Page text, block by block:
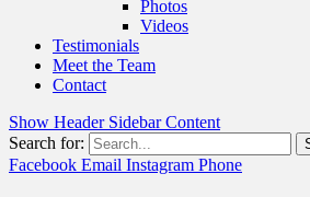
Photos
Videos
Testimonials
Meet the Team
Contact
Show Header Sidebar Content
Search for:
Facebook Email Instagram Phone